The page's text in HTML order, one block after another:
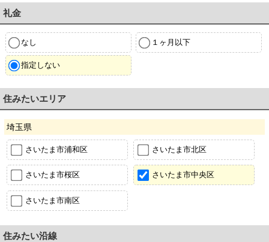
礼金
なし １ヶ月以下
指定しない
住みたいエリア
埼玉県
さいたま市浦和区 さいたま市北区
さいたま市桜区 さいたま市中央区
さいたま市南区
住みたい沿線